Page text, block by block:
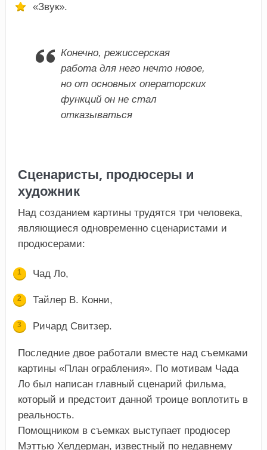
«Звук».
Конечно, режиссерская
работа для него нечто новое,
но от основных операторских
функций он не стал
отказываться
Сценаристы, продюсеры и
художник
Над созданием картины трудятся три человека,
являющиеся одновременно сценаристами и
продюсерами:
Чад Ло,
Тайлер В. Конни,
Ричард Свитзер.
Последние двое работали вместе над съемками
картины «План ограбления». По мотивам Чада
Ло был написан главный сценарий фильма,
который и предстоит данной троице воплотить в
реальность.
Помощником в съемках выступает продюсер
Мэттью Хелдерман, известный по недавнему